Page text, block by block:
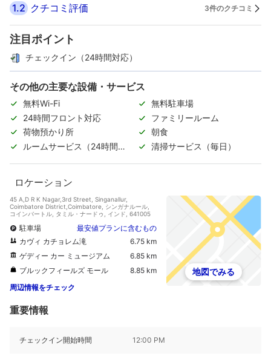
1.2 クチコミ評価 3件のクチコミ
注目ポイント
チェックイン（24時間対応）
その他の主要な設備・サービス
無料Wi-Fi
無料駐車場
24時間フロント対応
ファミリールーム
荷物預かり所
朝食
ルームサービス（24時間対
清掃サービス（毎日）
ロケーション
45 A,D R K Nagar,3rd Street, Singanallur,
Coimbatore District,Coimbatore, シンガナルール,
コインバートル, タミル・ナードゥ, インド, 641005
駐車場
最安値プランに含むもの
カヴィ カチョレム滝
6.75 km
ゲディー カー ミュージアム
6.85 km
ブルックフィールズ モール
8.85 km
周辺情報をチェック
地図でみる
重要情報
チェックイン開始時間 12:00 PM